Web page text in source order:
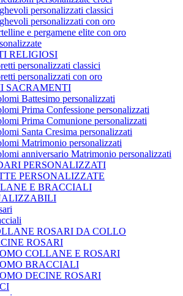
personalizzati classici
personalizzati con oro
e pergamene elite con oro
RELIGIOSI
personalizzati classici
personalizzati con oro
SACRAMENTI
Battesimo personalizzati
Prima Confessione personalizzati
Prima Comunione personalizzati
Santa Cresima personalizzati
Matrimonio personalizzati
anniversario Matrimonio personalizzati
PERSONALIZZATI
PERSONALIZZATE
E BRACCIALI
ROSARI DA COLLO
ROSARI
COLLANE E ROSARI
BRACCIALI
DECINE ROSARI